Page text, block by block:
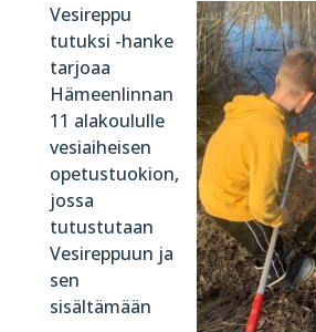
Vesireppu
tutuksi -hanke
tarjoaa
Hämeenlinnan
11 alakoululle
vesiaiheisen
opetustuokion,
jossa
tutustutaan
Vesireppuun ja
sen
sisältämään